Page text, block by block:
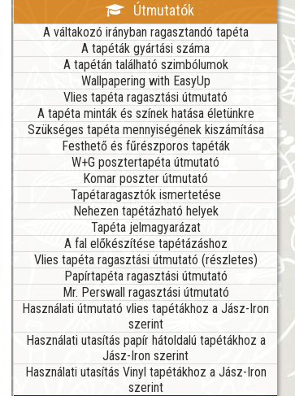
Útmutatók
A váltakozó irányban ragasztandó tapéta
A tapéták gyártási száma
A tapétán található szimbólumok
Wallpapering with EasyUp
Vlies tapéta ragasztási útmutató
A tapéta minták és színek hatása életünkre
Szükséges tapéta mennyiségének kiszámítása
Festhető és fűrészporos tapéták
W+G posztertapéta útmutató
Komar poszter útmutató
Tapétaragasztók ismertetése
Nehezen tapétázható helyek
Tapéta jelmagyarázat
A fal előkészítése tapétázáshoz
Vlies tapéta ragasztási útmutató (részletes)
Papírtapéta ragasztási útmutató
Mr. Perswall ragasztási útmutató
Használati útmutató vlies tapétákhoz a Jász-Iron
szerint
Használati utasítás papír hátoldalú tapétákhoz a
Jász-Iron szerint
Használati utasítás Vinyl tapétákhoz a Jász-Iron
szerint